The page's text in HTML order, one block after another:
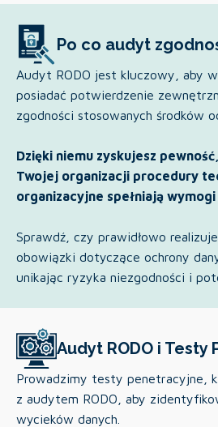
Po co audyt
Audyt RODO jest kluczowy, aby
posiadać potwierdzenie
zgodności stosowanych środków
Dzięki niemu zyskujesz
Twojej organizacji procedury
organizacyjne spełniają wymogi
Sprawdź, czy prawidłowo
obowiązki dotyczące ochrony
unikając ryzyka niezgodności i
Prowadzimy testy penetracyjne,
z audytem RODO, aby
wycieków danych.
Audyt RODO i Testy